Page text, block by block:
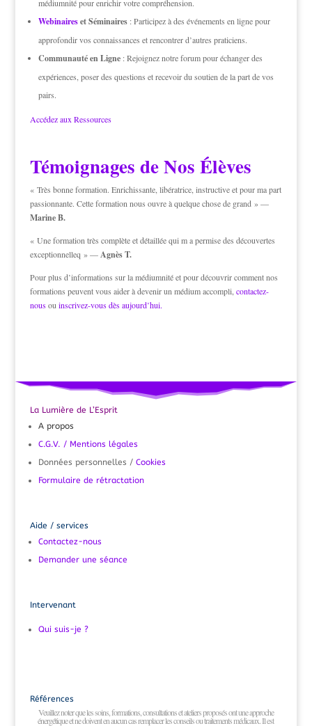
médiumnité pour enrichir votre compréhension.
Webinaireset Séminaires: Participez à des événements en ligne pour
approfondir vos connaissances et rencontrer d’autres praticiens.
Communauté en Ligne: Rejoignez notre forum pour échanger des
expériences, poser des questions et recevoir du soutien de la part de vos
pairs.
Accédez aux Ressources
Témoignages de Nos Élèves
« Très bonne formation. Enrichissante, libératrice, instructive et pour ma part
passionnante. Cette formation nous ouvre à quelque chose de grand » —
Marine B.
« Une formation très complète et détaillée qui m a permise des découvertes
exceptionnelleq » —Agnès T.
Pour plus d’informations sur la médiumnité et pour découvrir comment nos
formations peuvent vous aider à devenir un médium accompli, contactez-
nousou inscrivez-vous dès aujourd’hui.
La Lumière de L’Esprit
A propos
C.G.V. / Mentions légales
Données personnelles / Cookies
Formulaire de rétractation
Aide / services
Contactez-nous
Demander une séance
Intervenant
Qui suis-je ?
Références
Veuillez noter que les soins, formations, consultations et ateliers proposés ont une approche
énergétique et ne doivent en aucun cas remplacer les conseils ou traitements médicaux. Il est